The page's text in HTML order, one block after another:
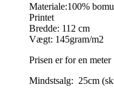
Materiale:100%
Printet
Bredde: 112 cm
Vægt: 145gram/m2
Prisen er for en meter
Mindstsalg: 25cm